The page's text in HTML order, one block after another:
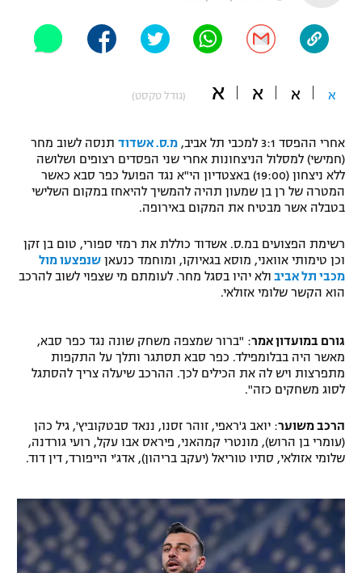
"מחצית בשכונה" – פודקאסט
תקנון עבור פעילות אלקטרה
תקנון עבור פעילות ספורט 1 – "מרלן"
גיימינג E-Sports
תנאי שימוש
מדיניות פרטיות
תקנון פעילות ספורט 1
רשיון להקרנה פומבית לבית עסק
הצטרפות לחבילת הערוצים
לוח דרושים – ג'ובנט
תגיות
המגזין
אופניים
פוטבול אמריקאי NFL
בייסבול MLB
אומנויות לחימה
א א א א (גודל טקסט)
אחרי ההפסד 3:1 למכבי תל אביב, מ.ס. אשדוד תנסה לשוב מחר
(חמישי) למסלול הניצחונות אחרי שני הפסדים רצופים ושלושה
ללא ניצחון (19:00) באצטדיון הי"א נגד הפועל כפר סבא כאשר
המטרה של רן בן שמעון תהיה להמשיך להיאחז במקום השלישי
בטבלה אשר מבטיח את המקום באירופה.
רשימת הפצועים במ.ס. אשדוד כוללת את רמזי ספורי, טום בן זקן
וכן טימותי אוואני, מוסא בגאיוקו, ומוחמד כנעאן שנפצעו מול
מכבי תל אביב ולא יהיו בסגל מחר. לעומתם מי שצפוי לשוב להרכב
הוא הקשר שלומי אזולאי.
גורם במועדון אמר: "ברור שמצפה משחק שונה נגד כפר סבא,
מאשר היה בבלומפילד. כפר סבא תסתגר ותלך על התקפות
מתפרצות ויש לה את הכילים לכך. ההרכב שיעלה צריך להסתגל
לסוג משחקים כזה".
הרכב משוער: יואב ג'ראפי, זוהר זסנו, ננאד סבטקוביץ', גיל כהן
(עומרי בן הרוש), מונטרי קמהאני, פיראס אבו עקל, רועי גורדנה,
שלומי אזולאי, סתיו טוריאל (יעקב בריהון), אדג'י הייפורד, דין דוד.